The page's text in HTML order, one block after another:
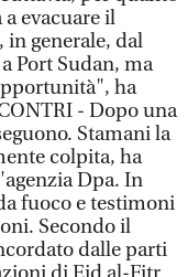
evacuare il
generale, dal
Port Sudan, ma
ha
- Dopo una
Stamani la
colpita, ha
Dpa. In
fuoco e testimoni
Secondo il
dalle parti